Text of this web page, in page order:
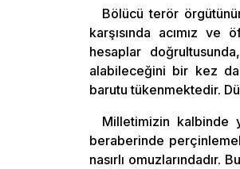
Bölücü terör
karşısında acımız
hesaplar
alabileceğini bir kez
barutu tükenmektedir.
Milletimizin kalbinde
beraberinde
nasırlı